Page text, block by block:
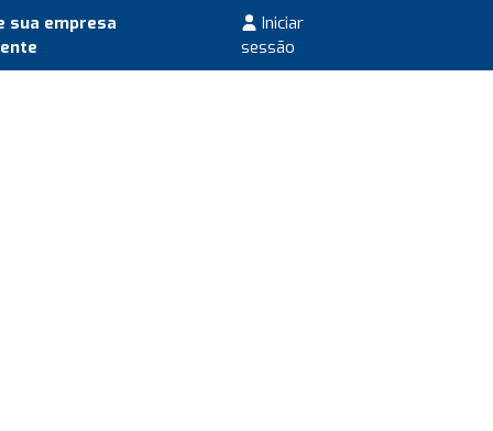
sua empresa
Iniciar
sessão